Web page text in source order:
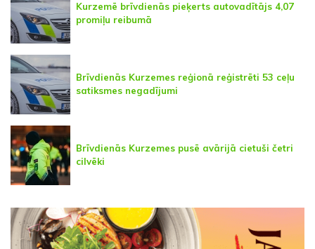
Kurzemē brīvdienās pieķerts autovadītājs 4,07
promiļu reibumā
Brīvdienās Kurzemes reģionā reģistrēti 53 ceļu
satiksmes negadījumi
Brīvdienās Kurzemes pusē avārijā cietuši četri
cilvēki